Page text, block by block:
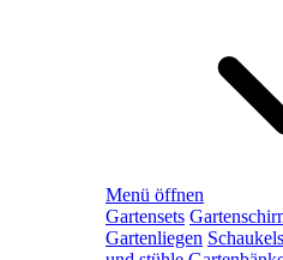
Menü öffnen
Gartensets
Gartenliegen